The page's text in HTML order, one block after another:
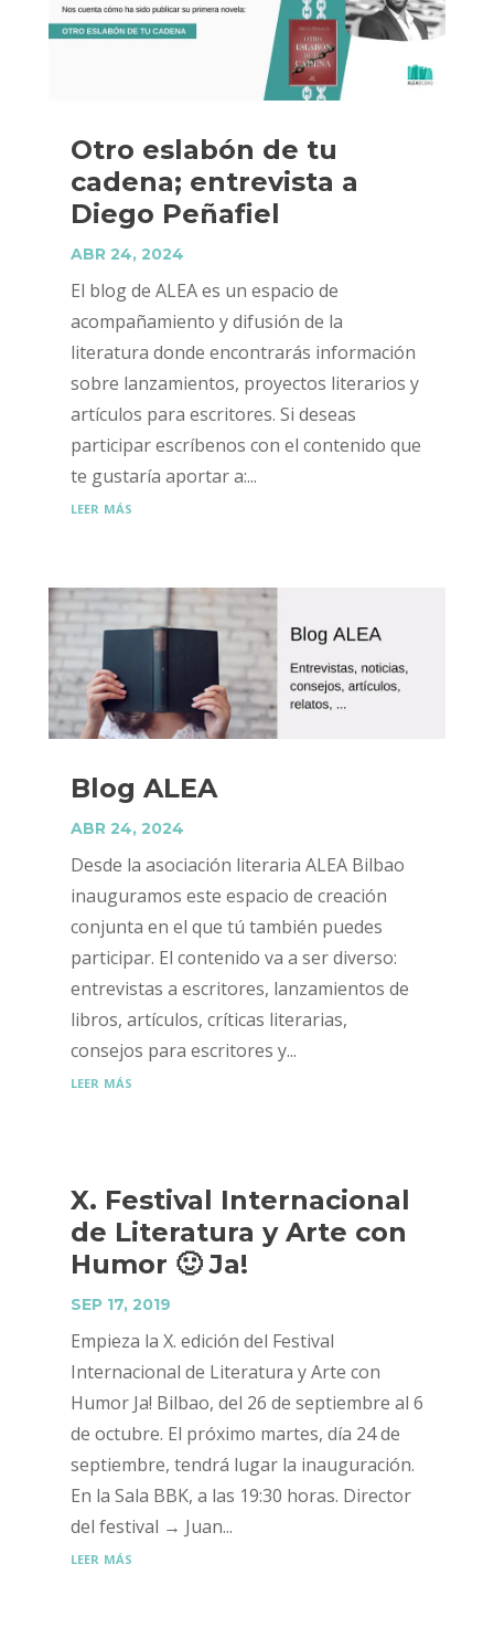
Otro eslabón de tu
cadena; entrevista a
Diego Peñafiel
ABR 24, 2024
El blog de ALEA es un espacio de
acompañamiento y difusión de la
literatura donde encontrarás información
sobre lanzamientos, proyectos literarios y
artículos para escritores. Si deseas
participar escríbenos con el contenido que
te gustaría aportar a:...
leer más
Blog ALEA
ABR 24, 2024
Desde la asociación literaria ALEA Bilbao
inauguramos este espacio de creación
conjunta en el que tú también puedes
participar. El contenido va a ser diverso:
entrevistas a escritores, lanzamientos de
libros, artículos, críticas literarias,
consejos para escritores y...
leer más
X. Festival Internacional
de Literatura y Arte con
Humor 🙂 Ja!
SEP 17, 2019
Empieza la X. edición del Festival
Internacional de Literatura y Arte con
Humor Ja! Bilbao, del 26 de septiembre al 6
de octubre. El próximo martes, día 24 de
septiembre, tendrá lugar la inauguración.
En la Sala BBK, a las 19:30 horas. Director
del festival → Juan...
leer más